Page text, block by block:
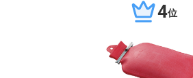
4位